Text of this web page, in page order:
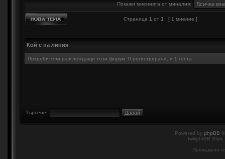
Покажи мненията от миналия:
Страница 1 от 1 [ 1 мнение ]
Кой е на линия
Потребители разглеждащи този форум: 0 регистрирани, и 1 госта
Търсене:
Powered by phpBB
twilightBB
Преведено